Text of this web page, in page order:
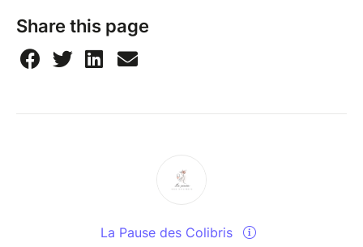
Share this page
La Pause des Colibris